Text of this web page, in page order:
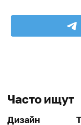
Часто ищут
Дизайн